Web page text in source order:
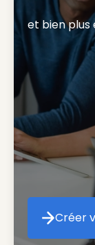
et bien plus
Créer